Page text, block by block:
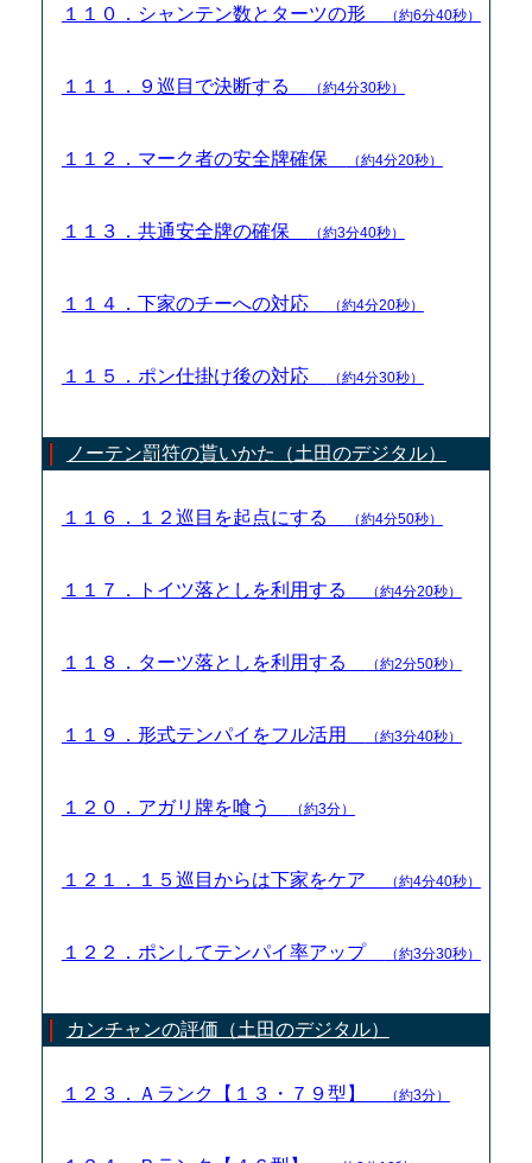
１１０．シャンテン数とターツの形 （約6分40秒）
１１１．９巡目で決断する （約4分30秒）
１１２．マーク者の安全牌確保 （約4分20秒）
１１３．共通安全牌の確保 （約3分40秒）
１１４．下家のチーへの対応 （約4分20秒）
１１５．ポン仕掛け後の対応 （約4分30秒）
ノーテン罰符の貰いかた（土田のデジタル）
１１６．１２巡目を起点にする （約4分50秒）
１１７．トイツ落としを利用する （約4分20秒）
１１８．ターツ落としを利用する （約2分50秒）
１１９．形式テンパイをフル活用 （約3分40秒）
１２０．アガリ牌を喰う （約3分）
１２１．１５巡目からは下家をケア （約4分40秒）
１２２．ポンしてテンパイ率アップ （約3分30秒）
カンチャンの評価（土田のデジタル）
１２３．Ａランク【１３・７９型】 （約3分）